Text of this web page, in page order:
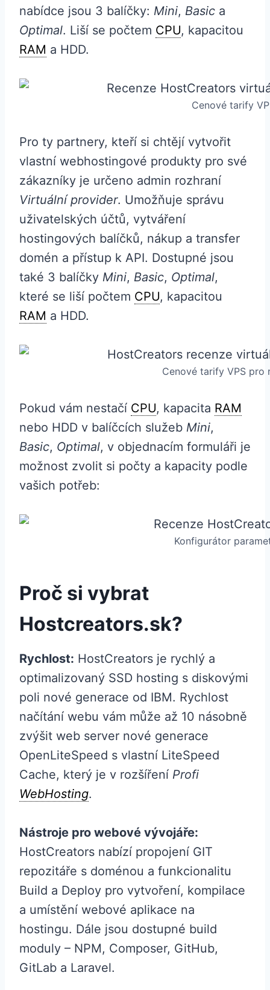
nabídce jsou 3 balíčky: Mini, Basic a
Optimal. Liší se počtem CPU, kapacitou
RAM a HDD.
Cenové tarify
Pro ty partnery, kteří si chtějí vytvořit
vlastní webhostingové produkty pro své
zákazníky je určeno admin rozhraní
Virtuální provider. Umožňuje správu
uživatelských účtů, vytváření
hostingových balíčků, nákup a transfer
domén a přístup k API. Dostupné jsou
také 3 balíčky Mini, Basic, Optimal,
které se liší počtem CPU, kapacitou
RAM a HDD.
Cenové tarify VPS pro
Pokud vám nestačí CPU, kapacita RAM
nebo HDD v balíčcích služeb Mini,
Basic, Optimal, v objednacím formuláři je
možnost zvolit si počty a kapacity podle
vašich potřeb:
Konfigurátor
Proč si vybrat
Hostcreators.sk?
Rychlost: HostCreators je rychlý a
optimalizovaný SSD hosting s diskovými
poli nové generace od IBM. Rychlost
načítání webu vám může až 10 násobně
zvýšit web server nové generace
OpenLiteSpeed ​​s vlastní LiteSpeed ​​
Cache, který je v rozšíření Profi
WebHosting.
Nástroje pro webové vývojáře:
HostCreators nabízí propojení GIT
repozitáře s doménou a funkcionalitu
Build a Deploy pro vytvoření, kompilace
a umístění webové aplikace na
hostingu. Dále jsou dostupné build
moduly – NPM, Composer, GitHub,
GitLab a Laravel.